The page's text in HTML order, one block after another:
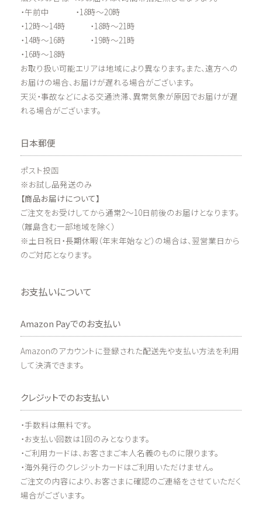
・午前中 ・18時～20時
・12時～14時 ・18時～21時
・14時～16時 ・19時～21時
・16時～18時
お取り扱い可能エリアは地域により異なります。また、遠方への
お届けの場合、お届けが遅れる場合がございます。
天災・事故などによる交通渋滞、異常気象が原因でお届けが遅
れる場合がございます。
日本郵便
ポスト投函
※お試し品発送のみ
【商品お届けについて】
ご注文をお受けしてから通常2～10日前後のお届けとなります。
（離島含む一部地域を除く）
※土日祝日・長期休暇（年末年始など）の場合は、翌営業日から
のご対応となります。
お支払いについて
Amazon Payでのお支払い
Amazonのアカウントに登録された配送先や支払い方法を利用
して決済できます。
クレジットでのお支払い
・手数料は無料です。
・お支払い回数は1回のみとなります。
・ご利用カードは、お客さまご本人名義のものに限ります。
・海外発行のクレジットカードはご利用いただけません。
ご注文の内容により、お客さまに確認のご連絡をさせていただく
場合がございます。